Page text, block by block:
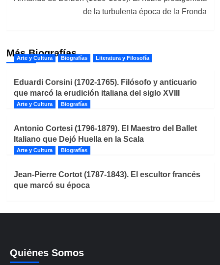
de la turbulenta época de la Fronda
Más Biografías
Arte y Cultura Biografías Literatura y Filosofía
Eduardi Corsini (1702-1765). Filósofo y anticuario
que marcó la erudición italiana del siglo XVIII
Arte y Cultura Biografías
Antonio Cortesi (1796-1879). El Maestro del Ballet
Italiano que Dejó Huella en la Scala
Arte y Cultura Biografías
Jean-Pierre Cortot (1787-1843). El escultor francés
que marcó su época
Quiénes Somos